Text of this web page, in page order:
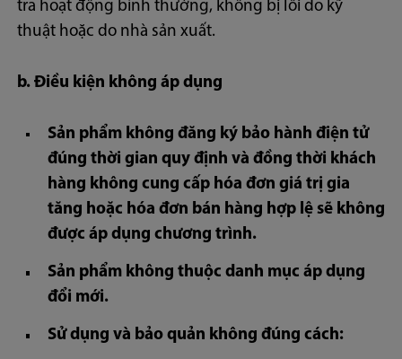
tra hoạt động bình thường, không bị lỗi do kỹ
thuật hoặc do nhà sản xuất.
b. Điều kiện không áp dụng
Sản phẩm không đăng ký bảo hành điện tử
đúng thời gian quy định và đồng thời khách
hàng không cung cấp hóa đơn giá trị gia
tăng hoặc hóa đơn bán hàng hợp lệ sẽ không
được áp dụng chương trình.
Sản phẩm không thuộc danh mục áp dụng
đổi mới.
Sử dụng và bảo quản không đúng cách: